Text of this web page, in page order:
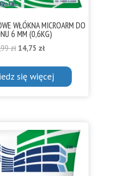
WŁÓKNA MICROARM DO
6 MM (0,6KG)
zł Pierwotna
wynosiła:
16,99 zł.
14,75 złAktualna
wynosi:
14,75 zł.
się więcej